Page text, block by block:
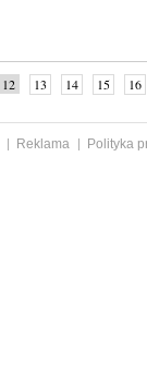
12 13 14 15 16
Reklama
Polityka